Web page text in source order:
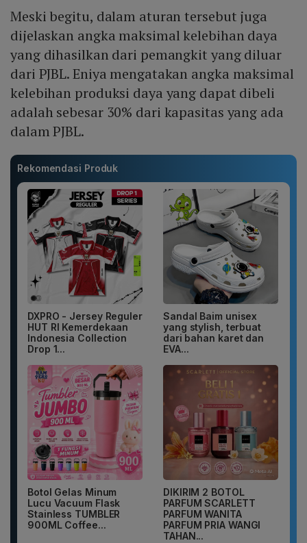
Meski begitu, dalam aturan tersebut juga
dijelaskan angka maksimal kelebihan daya
yang dihasilkan dari pemangkit yang diluar
dari PJBL. Eniya mengatakan angka maksimal
kelebihan produksi daya yang dapat dibeli
adalah sebesar 30% dari kapasitas yang ada
dalam PJBL.
Rekomendasi Produk
DXPRO - Jersey Reguler
HUT RI Kemerdekaan
Indonesia Collection
Drop 1...
Sandal Baim unisex
yang stylish, terbuat
dari bahan karet dan
EVA...
Botol Gelas Minum
Lucu Vacuum Flask
Stainless TUMBLER
900ML Coffee...
DIKIRIM 2 BOTOL
PARFUM SCARLETT
PARFUM WANITA
PARFUM PRIA WANGI
TAHAN...